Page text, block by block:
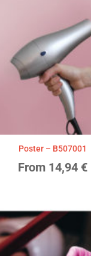
Poster – B507001
From 14,94 €